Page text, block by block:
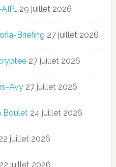
29 juillet 2026
Briefing 27 juillet 2026
27 juillet 2026
Avy 27 juillet 2026
Boulet 24 juillet 2026
juillet 2026
22 juillet 2026